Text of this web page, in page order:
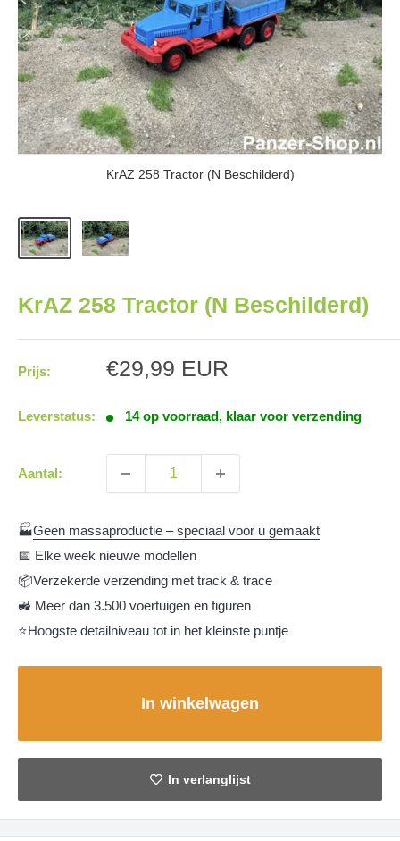
KrAZ 258 Tractor (N Beschilderd)
KrAZ 258 Tractor (N Beschilderd)
Prijs: Aanbiedingsprijs
€29,99 EUR
Leverstatus: 14 op voorraad, klaar voor verzending
Aantal:
🏭Geen massaproductie – speciaal voor u gemaakt
📅 Elke week nieuwe modellen
📦Verzekerde verzending met track & trace
🚜 Meer dan 3.500 voertuigen en figuren
⭐Hoogste detailniveau tot in het kleinste puntje
In winkelwagen